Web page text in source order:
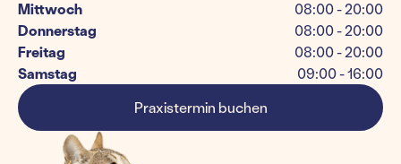
Mittwoch
08:00 - 20:00
Donnerstag
08:00 - 20:00
Freitag
08:00 - 20:00
Samstag
09:00 - 16:00
Praxistermin buchen